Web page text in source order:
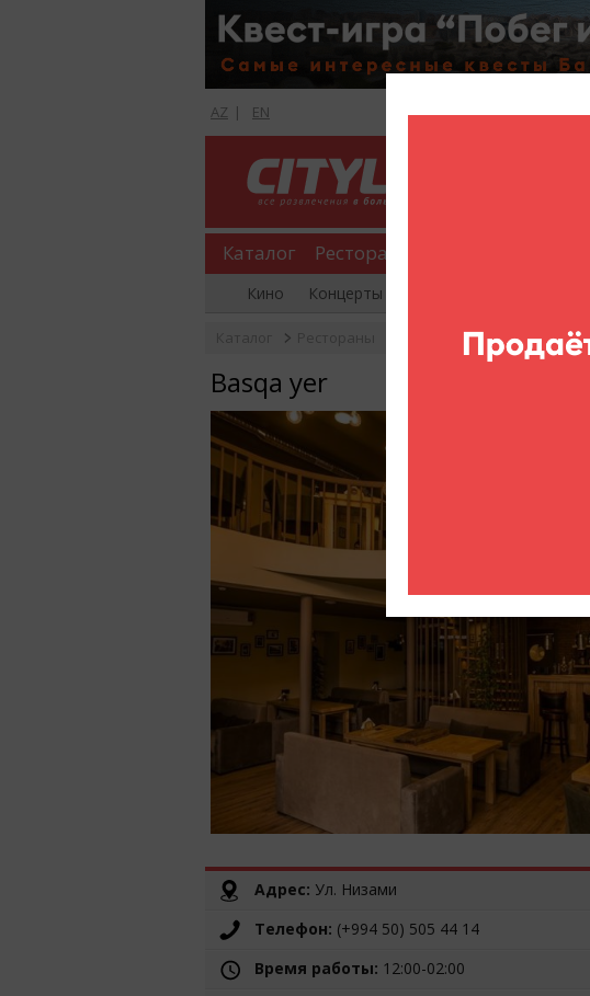
AZ | EN
Каталог Рестораны
Кино Концерты
Чайные дома Basqa yer
Basqa yer
Адрес: Ул. Низами
Телефон: (+994 50) 505 44 14
Время работы: 12:00-02:00